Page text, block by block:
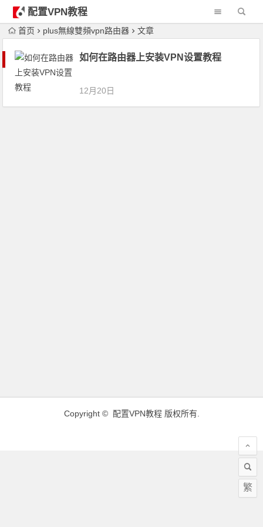
配置VPN教程
首页 plus無線雙頻vpn路由器 文章
如何在路由器上安装VPN设置教程
12月20日
Copyright © 配置VPN教程版权所有.
繁